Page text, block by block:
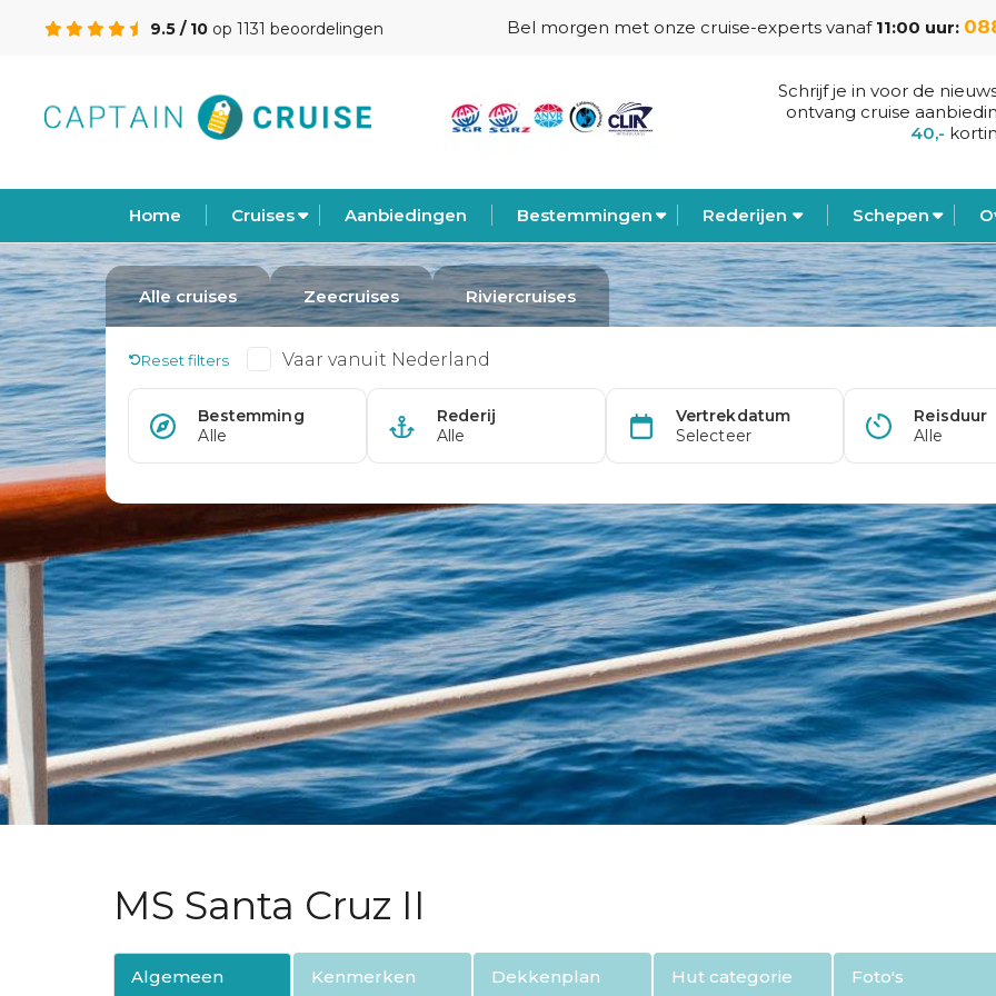
9.5 / 10 op 1131 beoordelingen Bel morgen met onze cruise-experts vanaf 11:00 uur:
Schrijf je in voor de
ontvang cruise
40,-
Home Cruises Aanbiedingen Bestemmingen Rederijen Schepen
MS Santa Cruz II
Algemeen Kenmerken Dekkenplan Hut categorie Foto's